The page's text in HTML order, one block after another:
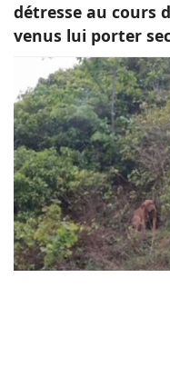
détresse au cours
venus lui porter